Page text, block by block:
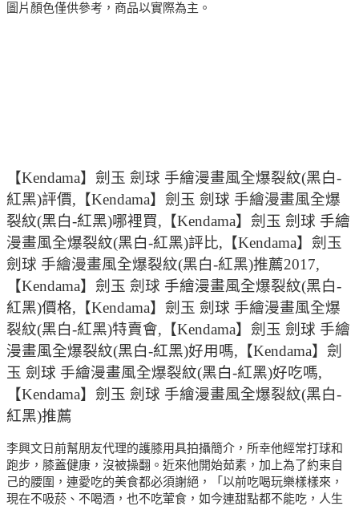
圖片顏色僅供參考，商品以實際為主。
【Kendama】劍玉 劍球 手繪漫畫風全爆裂紋(黑白-
紅黑)評價,【Kendama】劍玉 劍球 手繪漫畫風全爆
裂紋(黑白-紅黑)哪裡買,【Kendama】劍玉 劍球 手繪
漫畫風全爆裂紋(黑白-紅黑)評比,【Kendama】劍玉
劍球 手繪漫畫風全爆裂紋(黑白-紅黑)推薦2017,
【Kendama】劍玉 劍球 手繪漫畫風全爆裂紋(黑白-
紅黑)價格,【Kendama】劍玉 劍球 手繪漫畫風全爆
裂紋(黑白-紅黑)特賣會,【Kendama】劍玉 劍球 手繪
漫畫風全爆裂紋(黑白-紅黑)好用嗎,【Kendama】劍
玉 劍球 手繪漫畫風全爆裂紋(黑白-紅黑)好吃嗎,
【Kendama】劍玉 劍球 手繪漫畫風全爆裂紋(黑白-
紅黑)推薦
李興文日前幫朋友代理的護膝用具拍攝簡介，所幸他經常打球和
跑步，膝蓋健康，沒被操翻。近來他開始茹素，加上為了約束自
己的腰圍，連愛吃的美食都必須謝絕，「以前吃喝玩樂樣樣來，
現在不吸菸、不喝酒，也不吃葷食，如今連甜點都不能吃，人生